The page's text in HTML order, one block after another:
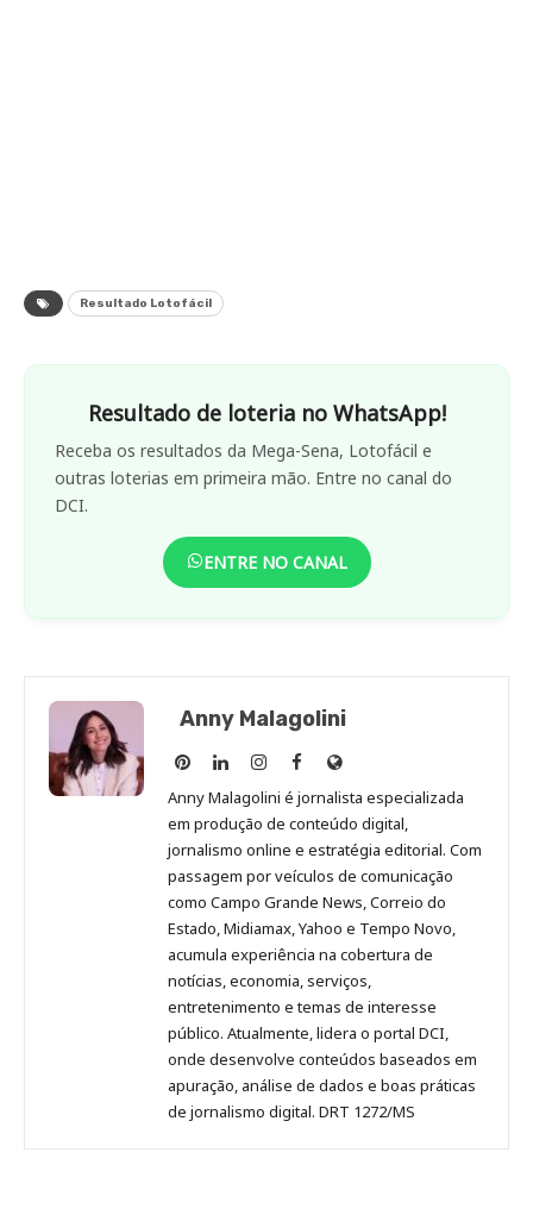
Resultado Lotofácil
Resultado de loteria no WhatsApp!
Receba os resultados da Mega-Sena, Lotofácil e
outras loterias em primeira mão. Entre no canal do
DCI.
ENTRE NO CANAL
Anny Malagolini
Anny
Malagolini
no
Pinterest
Anny
Malagolini
no
LinkedIn
Anny
Malagolini
no
Instagram
Anny
Malagolini
no
Facebook
Site
de
Anny
Malagolini
Anny Malagolini é jornalista especializada
em produção de conteúdo digital,
jornalismo online e estratégia editorial. Com
passagem por veículos de comunicação
como Campo Grande News, Correio do
Estado, Midiamax, Yahoo e Tempo Novo,
acumula experiência na cobertura de
notícias, economia, serviços,
entretenimento e temas de interesse
público. Atualmente, lidera o portal DCI,
onde desenvolve conteúdos baseados em
apuração, análise de dados e boas práticas
de jornalismo digital. DRT 1272/MS